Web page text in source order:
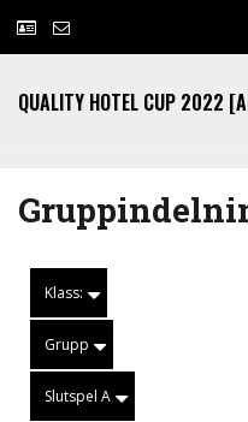
QUALITY HOTEL CUP 2022
Klass:
Grupp
Slutspel A